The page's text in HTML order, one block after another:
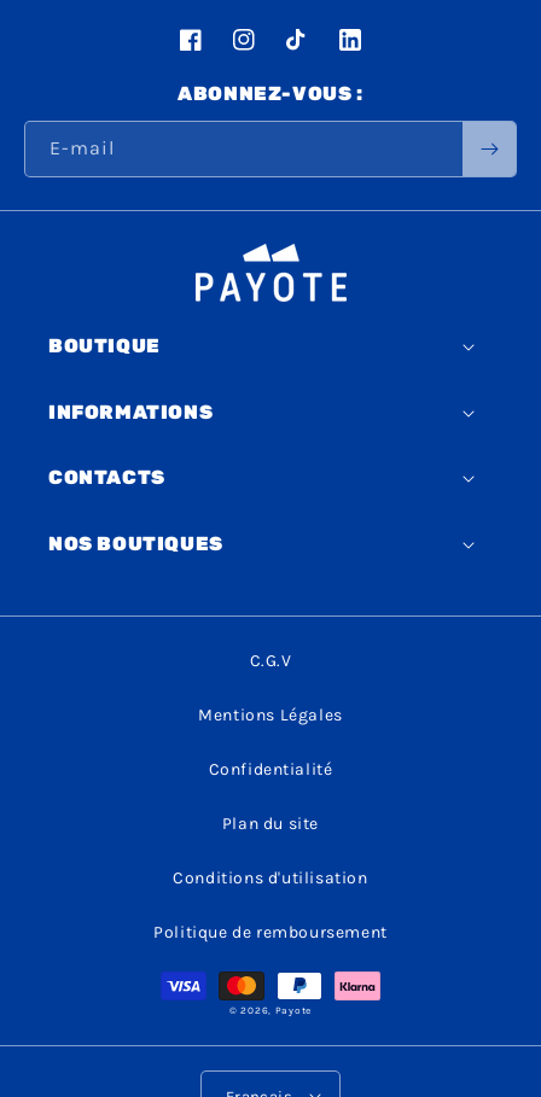
FacebookInstagramTikTok LinkedIn
ABONNEZ-VOUS :
E-mail
BOUTIQUE
INFORMATIONS
CONTACTS
NOS BOUTIQUES
C.G.V
Mentions Légales
Confidentialité
Plan du site
Conditions d'utilisation
Politique de remboursement
© 2026, Payote